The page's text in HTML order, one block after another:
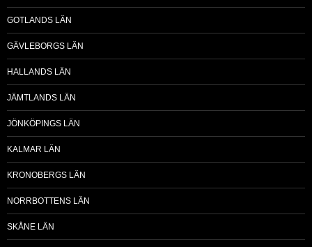
GOTLANDS LÄN
GÄVLEBORGS LÄN
HALLANDS LÄN
JÄMTLANDS LÄN
JÖNKÖPINGS LÄN
KALMAR LÄN
KRONOBERGS LÄN
NORRBOTTENS LÄN
SKÅNE LÄN